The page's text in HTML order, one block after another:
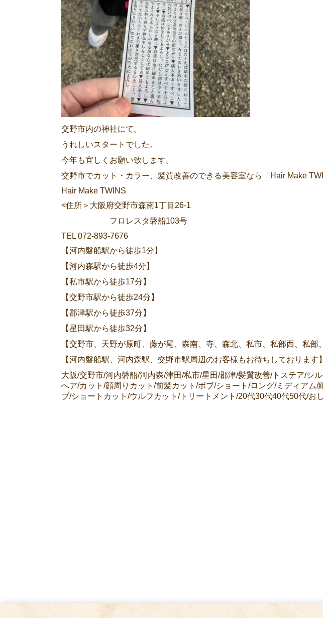
交野市内の神社にて。
うれしいスタートでした。
今年も宜しくお願い致します。
交野市でカット・カラー、髪質改善のできる美容室なら「Hair Make
Hair Make TWINS
<住所＞大阪府交野市森南1丁目26-1
フロレスタ磐船103号
TEL 072-893-7676
【河内磐船駅から徒歩1分】
【河内森駅から徒歩4分】
【私市駅から徒歩17分】
【交野市駅から徒歩24分】
【郡津駅から徒歩37分】
【星田駅から徒歩32分】
【交野市、天野が原町、藤が尾、森南、寺、森北、私市、私部西、私部
【河内磐船駅、河内森駅、交野市駅周辺のお客様もお待ちしております】
大阪/交野市/河内磐船/河内森/津田/私市/星田/郡津/髪質改善/トステア/シ
へア/カット/顔周りカット/前髪カット/ボブ/ショート/ロング/ミディアム/
ブ/ショートカット/ウルフカット/トリートメント/20代30代40代50代/お